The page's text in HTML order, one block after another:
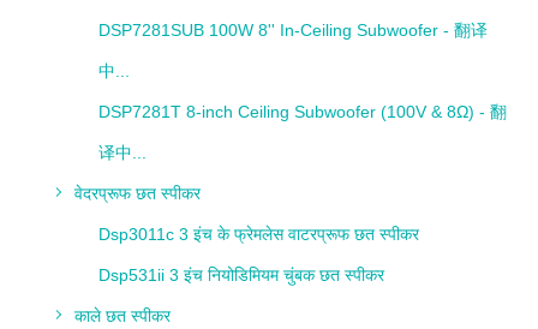
DSP7281SUB 100W 8'' In-Ceiling Subwoofer - 翻译
中...
DSP7281T 8-inch Ceiling Subwoofer (100V & 8Ω) - 翻
译中...
वेदरप्रूफ छत स्पीकर
Dsp3011c 3 इंच के फ्रेमलेस वाटरप्रूफ छत स्पीकर
Dsp531ii 3 इंच नियोडिमियम चुंबक छत स्पीकर
काले छत स्पीकर